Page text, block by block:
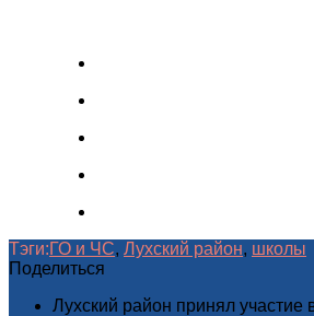
Тэги:ГО и ЧС, Лухский район, школы
Поделиться
Лухский район принял участие